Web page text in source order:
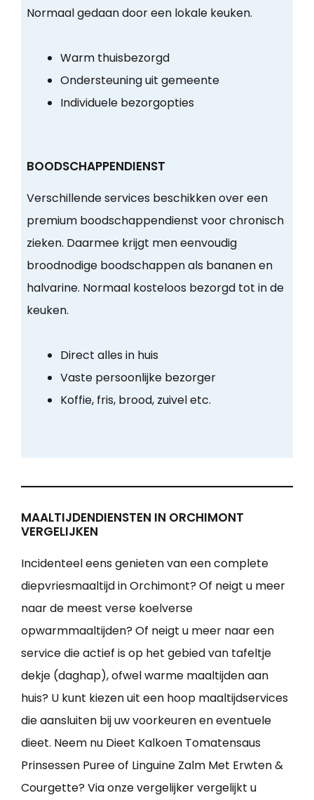
Normaal gedaan door een lokale keuken.
Warm thuisbezorgd
Ondersteuning uit gemeente
Individuele bezorgopties
BOODSCHAPPENDIENST
Verschillende services beschikken over een
premium boodschappendienst voor chronisch
zieken. Daarmee krijgt men eenvoudig
broodnodige boodschappen als bananen en
halvarine. Normaal kosteloos bezorgd tot in de
keuken.
Direct alles in huis
Vaste persoonlijke bezorger
Koffie, fris, brood, zuivel etc.
MAALTIJDENDIENSTEN IN ORCHIMONT
VERGELIJKEN
Incidenteel eens genieten van een complete
diepvriesmaaltijd in Orchimont? Of neigt u meer
naar de meest verse koelverse
opwarmmaaltijden? Of neigt u meer naar een
service die actief is op het gebied van tafeltje
dekje (daghap), ofwel warme maaltijden aan
huis? U kunt kiezen uit een hoop maaltijdservices
die aansluiten bij uw voorkeuren en eventuele
dieet. Neem nu Dieet Kalkoen Tomatensaus
Prinsessen Puree of Linguine Zalm Met Erwten &
Courgette? Via onze vergelijker vergelijkt u